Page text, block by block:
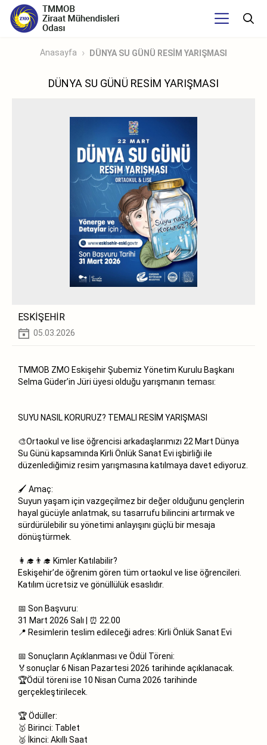
Anasayfa DÜNYA SU GÜNÜ RESİM YARIŞMASI
DÜNYA SU GÜNÜ RESİM YARIŞMASI
ESKİŞEHİR
05.03.2026
TMMOB ZMO Eskişehir Şubemiz Yönetim Kurulu Başkanı
Selma Güder’in Jüri üyesi olduğu yarışmanın teması:
SUYU NASIL KORURUZ? TEMALI RESİM YARIŞMASI
🎨Ortaokul ve lise öğrencisi arkadaşlarımızı 22 Mart Dünya
Su Günü kapsamında Kirli Önlük Sanat Evi işbirliği ile
düzenlediğimiz resim yarışmasına katılmaya davet ediyoruz.
🖌️ Amaç:
Suyun yaşam için vazgeçilmez bir değer olduğunu gençlerin
hayal gücüyle anlatmak, su tasarrufu bilincini artırmak ve
sürdürülebilir su yönetimi anlayışını güçlü bir mesaja
dönüştürmek.
👩‍🎓👨‍🎓 Kimler Katılabilir?
Eskişehir’de öğrenim gören tüm ortaokul ve lise öğrencileri.
Katılım ücretsiz ve gönüllülük esaslıdır.
📅 Son Başvuru:
31 Mart 2026 Salı | ⏰ 22.00
📍 Resimlerin teslim edileceği adres: Kirli Önlük Sanat Evi
📅 Sonuçların Açıklanması ve Ödül Töreni:
🏅sonuçlar 6 Nisan Pazartesi 2026 tarihinde açıklanacak.
🏆Ödül töreni ise 10 Nisan Cuma 2026 tarihinde
gerçekleştirilecek.
🏆 Ödüller:
🥇 Birinci: Tablet
🥈 İkinci: Akıllı Saat